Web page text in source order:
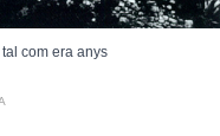
com era anys